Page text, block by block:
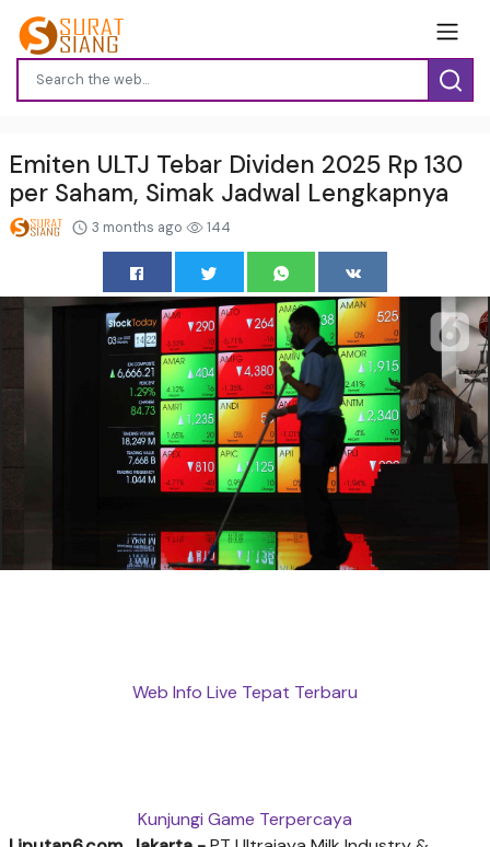
Emiten ULTJ Tebar Dividen 2025 Rp 130
per Saham, Simak Jadwal Lengkapnya
3 months ago 144
Web Info Live Tepat Terbaru
Kunjungi Game Terpercaya